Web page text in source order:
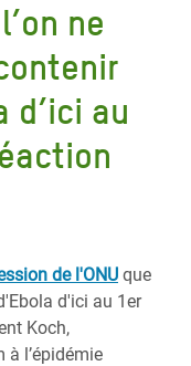
ne
d’ici au
de l'ONU que
d'ici au 1er
Koch,
à l’épidémie